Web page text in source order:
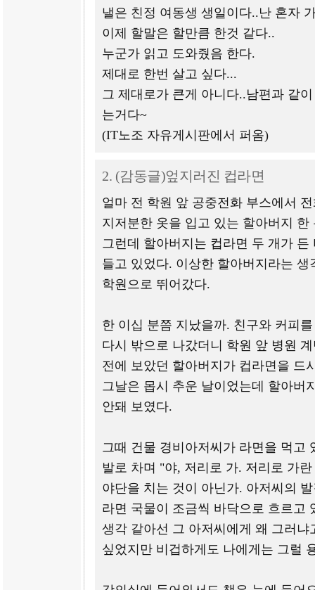
낼은 친정 여동생 생일이다..난 혼자
이제 할말은 할만큼 한것 같다..
누군가 읽고 도와줬음 한다.
제대로 한번 살고 싶다...
그 제대로가 큰게 아니다..남편과 같
는거다~
(IT노조 자유게시판에서 퍼옴)
2. (감동글)엎지러진 컵라면
얼마 전 학원 앞 공중전화 부스에서
지저분한 옷을 입고 있는 할아버지 한
그런데 할아버지는 컵라면 두 개가 든
들고 있었다. 이상한 할아버지라는 생
학원으로 뛰어갔다.
한 이십 분쯤 지났을까. 친구와 커피
다시 밖으로 나갔더니 학원 앞 병원
전에 보았던 할아버지가 컵라면을 드
그날은 몹시 추운 날이었는데 할아버
안돼 보였다.
그때 건물 경비아저씨가 라면을 먹고
발로 차며 "야, 저리로 가. 저리로 가
야단을 치는 것이 아닌가. 아저씨의
라면 국물이 조금씩 바닥으로 흐르고
생각 같아선 그 아저씨에게 왜 그러냐
싶었지만 비겁하게도 나에게는 그럴